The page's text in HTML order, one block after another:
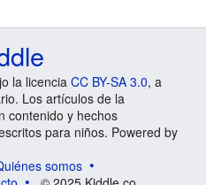
la licencia CC BY-SA 3.0, a
Los artículos de la
contenido y hechos
para niños. Powered by
somos